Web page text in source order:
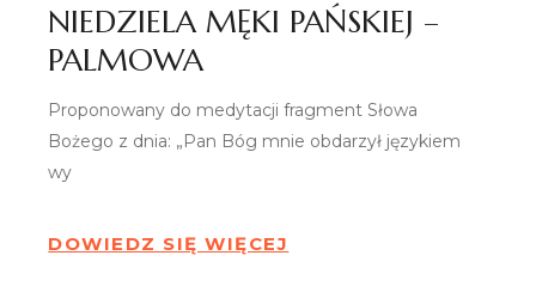
NIEDZIELA MĘKI PAŃSKIEJ –
PALMOWA
Proponowany do medytacji fragment Słowa
Bożego z dnia: „Pan Bóg mnie obdarzył językiem
wy
DOWIEDZ SIĘ WIĘCEJ